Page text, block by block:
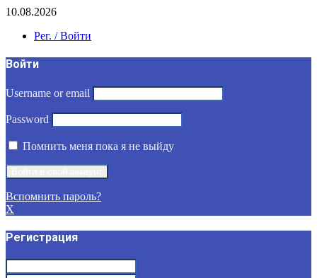
10.08.2026
Рег. / Войти
Войти
Username or email
Password
Помнить меня пока я не выйду
Вспомнить пароль?
X
Регистрация